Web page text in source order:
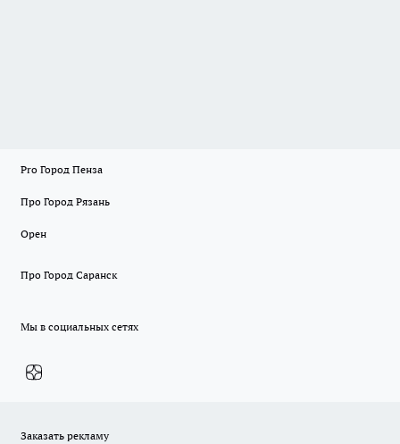
Pro Город Пенза
Про Город Рязань
Орен
Про Город Саранск
Мы в социальных сетях
Заказать рекламу